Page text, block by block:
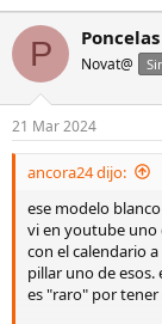
P Poncelas
Novat@
21 Mar 2024
ancora24 dijo:
ese modelo
vi en youtube
con el calendario
pillar uno de esos.
es "raro" por tener